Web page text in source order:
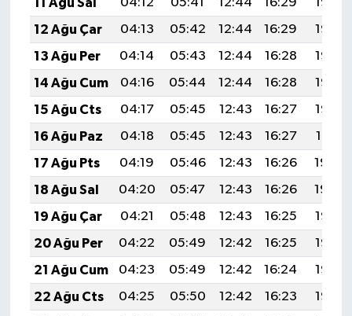
11 Ağu Sal
04:12 05:41 12:44 16:29
19:37
12 Ağu Çar
04:13 05:42 12:44 16:29
19:36
13 Ağu Per
04:14 05:43 12:44 16:28
19:35
14 Ağu Cum
04:16 05:44 12:44 16:28
19:33
15 Ağu Cts
04:17 05:45 12:43 16:27
19:32
16 Ağu Paz
04:18 05:45 12:43 16:27
19:31
17 Ağu Pts
04:19 05:46 12:43 16:26
19:30
18 Ağu Sal
04:20 05:47 12:43 16:26
19:29
19 Ağu Çar
04:21 05:48 12:43 16:25
19:27
20 Ağu Per
04:22 05:49 12:42 16:25
19:26
21 Ağu Cum
04:23 05:49 12:42 16:24
19:25
22 Ağu Cts
04:25 05:50 12:42 16:23
19:23